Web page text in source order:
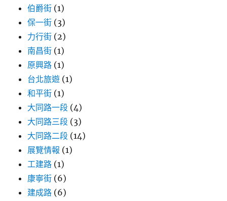
伯爵街 (1)
保一街 (3)
力行街 (2)
南昌街 (1)
原興路 (1)
台北旅遊 (1)
和平街 (1)
大同路一段 (4)
大同路三段 (3)
大同路二段 (14)
展覽情報 (1)
工建路 (1)
康寧街 (6)
建成路 (6)